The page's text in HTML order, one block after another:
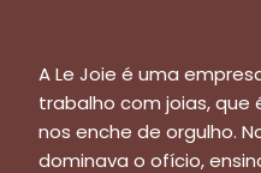
A Le Joie é uma
trabalho com joias, que
nos enche de orgulho.
dominava o ofício,